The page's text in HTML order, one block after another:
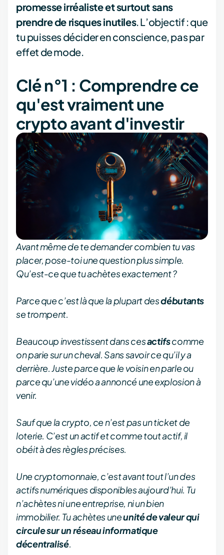
promesse irréaliste et surtout sans
prendre de risques inutiles. L’objectif : que
tu puisses décider en conscience, pas par
effet de mode.
Clé n°1 : Comprendre ce
qu'est vraiment une
crypto avant d'investir
Avant même de te demander combien tu vas
placer, pose-toi une question plus simple.
Qu’est-ce que tu achètes exactement ?
Parce que c’est là que la plupart desdébutants
se trompent.
Beaucoup investissent dans cesactifscomme
on parie sur un cheval. Sans savoir ce qu’il y a
derrière. Juste parce que le voisin en parle ou
parce qu’une vidéo a annoncé une explosion à
venir.
Sauf que la crypto, ce n’est pas un ticket de
loterie. C’est un actif et comme tout actif, il
obéit à des règles précises.
Une cryptomonnaie, c’est avant tout l’un des
actifs numériques disponibles aujourd’hui. Tu
n’achètes ni une entreprise, ni un bien
immobilier. Tu achètes uneunité de valeur qui
circule sur un réseau informatique
décentralisé.